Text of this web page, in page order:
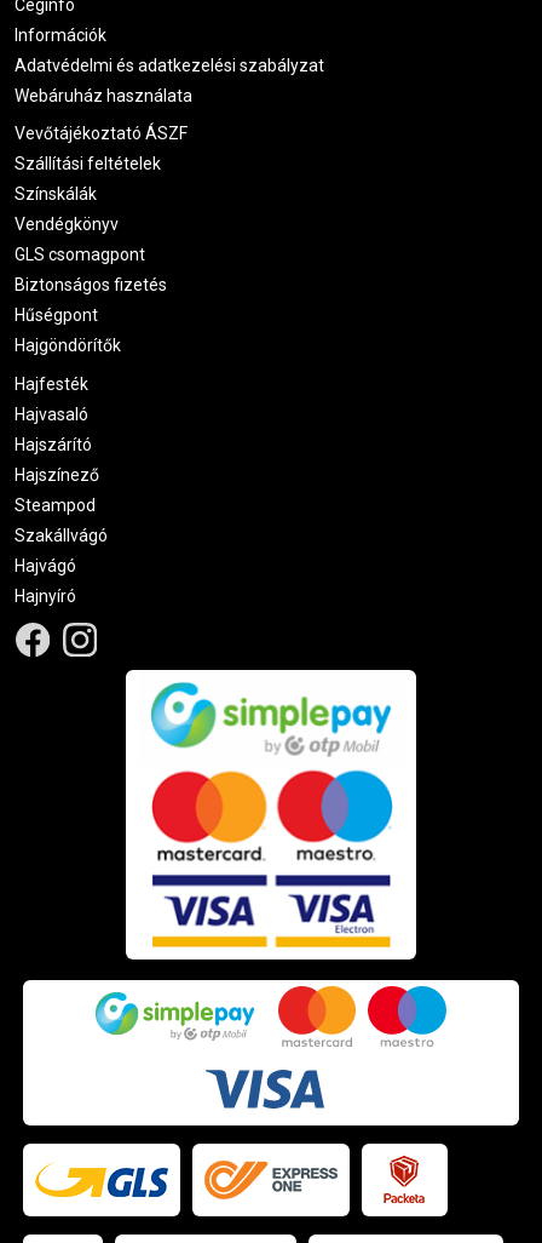
Céginfo
Információk
Adatvédelmi és adatkezelési szabályzat
Webáruház használata
Vevőtájékoztató ÁSZF
Szállítási feltételek
Színskálák
Vendégkönyv
GLS csomagpont
Biztonságos fizetés
Hűségpont
Hajgöndörítők
Hajfesték
Hajvasaló
Hajszárító
Hajszínező
Steampod
Szakállvágó
Hajvágó
Hajnyíró